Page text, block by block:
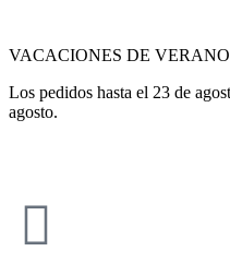
VACACIONES DE VERANO
Los pedidos hasta el 23 de
agosto.